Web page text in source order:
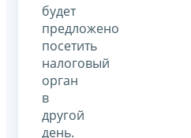
будет
предложено
посетить
налоговый
орган
в
другой
день.